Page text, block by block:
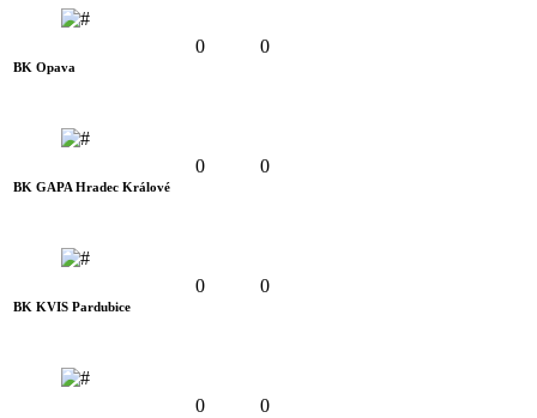
BK Opava
0 0
BK GAPA Hradec Králové
0 0
BK KVIS Pardubice
0 0
0 0